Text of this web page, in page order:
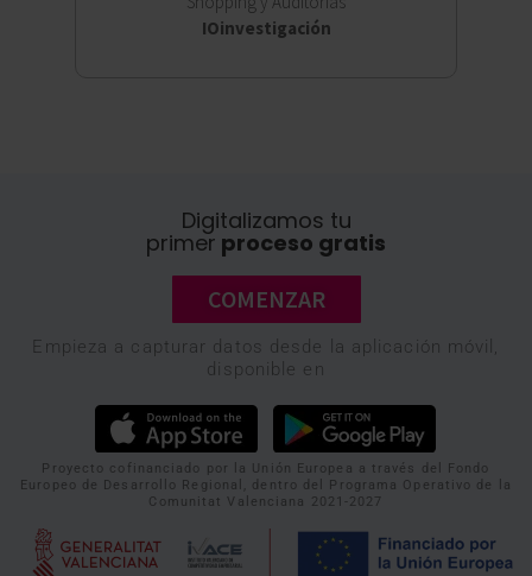
IOinvestigación
Digitalizamos tu
primer proceso gratis
COMENZAR
Empieza a capturar datos desde la aplicación móvil,
disponible en
Proyecto cofinanciado por la Unión Europea a través del Fondo
Europeo de Desarrollo Regional, dentro del Programa Operativo de la
Comunitat Valenciana 2021-2027